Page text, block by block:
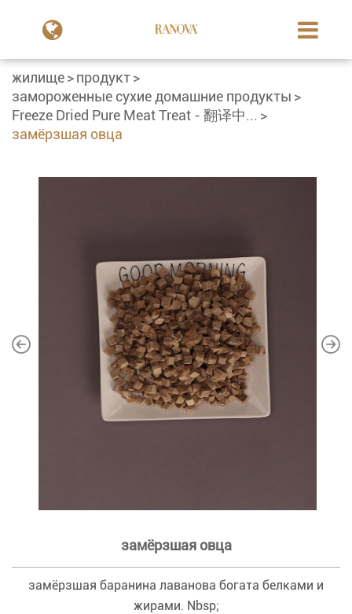
жилище
продукт
замороженные сухие домашние продукты
Freeze Dried Pure Meat Treat - 翻译中...
замёрзшая овца
замёрзшая овца
замёрзшая баранина лаванова богата белками и
жирами. Nbsp;